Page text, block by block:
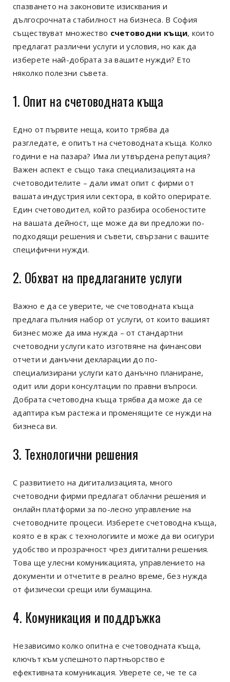
спазването на законовите изисквания и
дългосрочната стабилност на бизнеса. В София
съществуват множество счетоводни къщи, които
предлагат различни услуги и условия, но как да
изберете най-добрата за вашите нужди? Ето
няколко полезни съвета.
1. Опит на счетоводната къща
Едно от първите неща, които трябва да
разгледате, е опитът на счетоводната къща. Колко
години е на пазара? Има ли утвърдена репутация?
Важен аспект е също така специализацията на
счетоводителите – дали имат опит с фирми от
вашата индустрия или сектора, в който оперирате.
Един счетоводител, който разбира особеностите
на вашата дейност, ще може да ви предложи по-
подходящи решения и съвети, свързани с вашите
специфични нужди.
2. Обхват на предлаганите услуги
Важно е да се уверите, че счетоводната къща
предлага пълния набор от услуги, от които вашият
бизнес може да има нужда – от стандартни
счетоводни услуги като изготвяне на финансови
отчети и данъчни декларации до по-
специализирани услуги като данъчно планиране,
одит или дори консултации по правни въпроси.
Добрата счетоводна къща трябва да може да се
адаптира към растежа и променящите се нужди на
бизнеса ви.
3. Технологични решения
С развитието на дигитализацията, много
счетоводни фирми предлагат облачни решения и
онлайн платформи за по-лесно управление на
счетоводните процеси. Изберете счетоводна къща,
която е в крак с технологиите и може да ви осигури
удобство и прозрачност чрез дигитални решения.
Това ще улесни комуникацията, управлението на
документи и отчетите в реално време, без нужда
от физически срещи или бумащина.
4. Комуникация и поддръжка
Независимо колко опитна е счетоводната къща,
ключът към успешното партньорство е
ефективната комуникация. Уверете се, че те са